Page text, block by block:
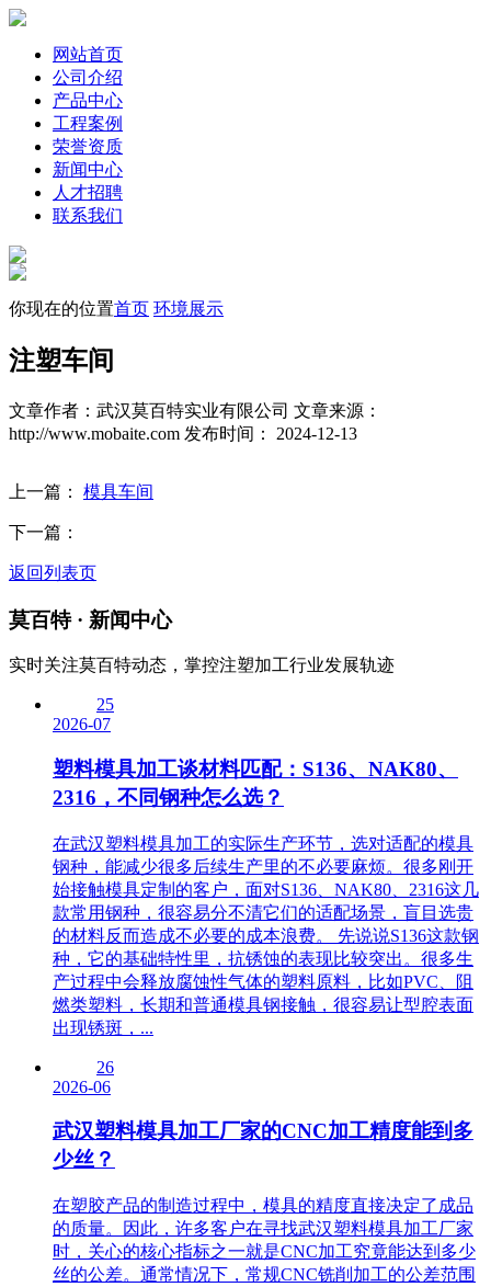
网站首页
公司介绍
产品中心
工程案例
荣誉资质
新闻中心
人才招聘
联系我们
你现在的位置首页 环境展示
注塑车间
文章作者：武汉莫百特实业有限公司 文章来源：
http://www.mobaite.com 发布时间： 2024-12-13
上一篇： 模具车间
下一篇：
返回列表页
莫百特· 新闻中心
实时关注莫百特动态，掌控注塑加工行业发展轨迹
25
2026-07
塑料模具加工谈材料匹配：S136、NAK80、
2316，不同钢种怎么选？
在武汉塑料模具加工的实际生产环节，选对适配的模具
钢种，能减少很多后续生产里的不必要麻烦。很多刚开
始接触模具定制的客户，面对S136、NAK80、2316这几
款常用钢种，很容易分不清它们的适配场景，盲目选贵
的材料反而造成不必要的成本浪费。 先说说S136这款钢
种，它的基础特性里，抗锈蚀的表现比较突出。很多生
产过程中会释放腐蚀性气体的塑料原料，比如PVC、阻
燃类塑料，长期和普通模具钢接触，很容易让型腔表面
出现锈斑，...
26
2026-06
武汉塑料模具加工厂家的CNC加工精度能到多
少丝？
在塑胶产品的制造过程中，模具的精度直接决定了成品
的质量。因此，许多客户在寻找武汉塑料模具加工厂家
时，关心的核心指标之一就是CNC加工究竟能达到多少
丝的公差。通常情况下，常规CNC铣削加工的公差范围